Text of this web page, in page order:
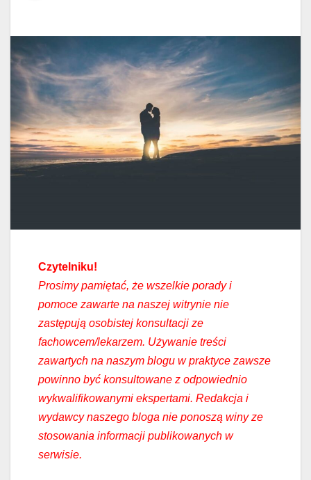
Czytelniku!
Prosimy pamiętać, że wszelkie porady i
pomoce zawarte na naszej witrynie nie
zastępują osobistej konsultacji ze
fachowcem/lekarzem. Używanie treści
zawartych na naszym blogu w praktyce zawsze
powinno być konsultowane z odpowiednio
wykwalifikowanymi ekspertami. Redakcja i
wydawcy naszego bloga nie ponoszą winy ze
stosowania informacji publikowanych w
serwisie.